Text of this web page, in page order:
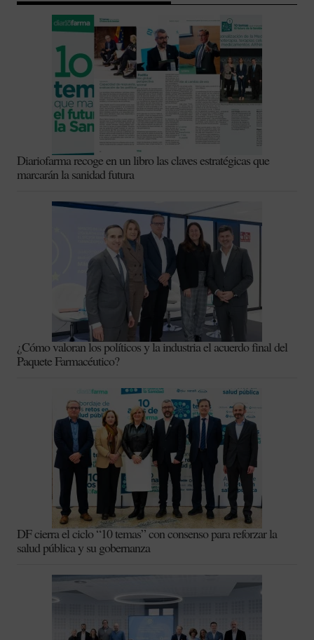
Diariofarma recoge en un libro las claves estratégicas que
marcarán la sanidad futura
¿Cómo valoran los políticos y la industria el acuerdo final del
Paquete Farmacéutico?
DF cierra el ciclo “10 temas” con consenso para reforzar la
salud pública y su gobernanza